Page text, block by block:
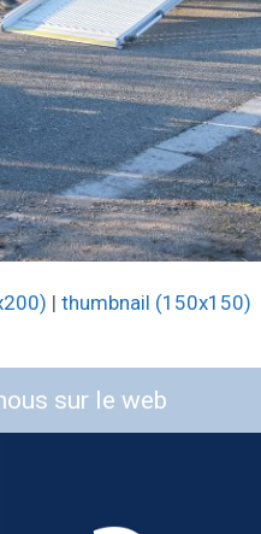
| thumbnail (150x150)
sur le web